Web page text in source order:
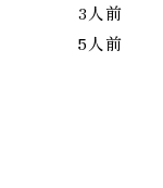
3人前
5人前